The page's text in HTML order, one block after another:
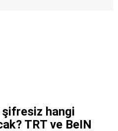
şifresiz hangi
TRT ve BeIN